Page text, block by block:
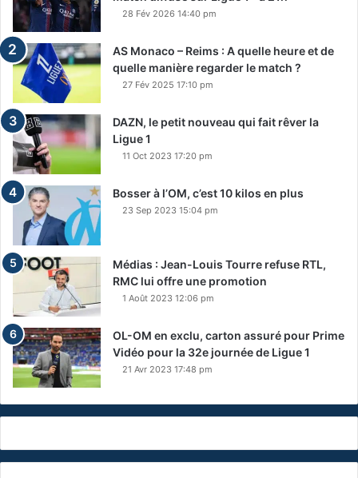
28 Fév 2026 14:40 pm
AS Monaco – Reims : A quelle heure et de
quelle manière regarder le match ?
27 Fév 2025 17:10 pm
DAZN, le petit nouveau qui fait rêver la
Ligue 1
11 Oct 2023 17:20 pm
Bosser à l’OM, c’est 10 kilos en plus
23 Sep 2023 15:04 pm
Médias : Jean-Louis Tourre refuse RTL,
RMC lui offre une promotion
1 Août 2023 12:06 pm
OL-OM en exclu, carton assuré pour Prime
Vidéo pour la 32e journée de Ligue 1
21 Avr 2023 17:48 pm